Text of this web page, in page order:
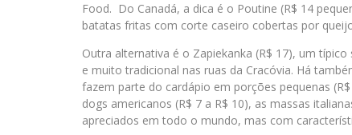
Food. Do Canadá, a dica é o Poutine (R$ 14
batatas fritas com corte caseiro cobertas por
Outra alternativa é o Zapiekanka (R$ 17), um
e muito tradicional nas ruas da Cracóvia. Há
fazem parte do cardápio em porções pequenas
dogs americanos (R$ 7 a R$ 10), as massas
apreciados em todo o mundo, mas com